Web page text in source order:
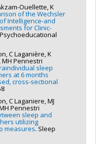
Ouellette, K
of the Wechsler
Intelligence-and
for Clinic-
C Laganière, K
, MH Pennestri
sleep
at 6 months
cross-sectional
C Laganiere, MJ
Pennestri
sleep and
utilizing
measures. Sleep